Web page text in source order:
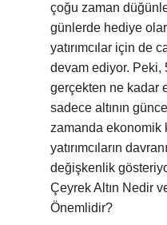
çoğu zaman
günlerde hediye
yatırımcılar için de
devam ediyor. Peki,
gerçekten ne kadar
sadece altının
zamanda ekonomik
yatırımcıların
değişkenlik
Çeyrek Altın Nedir
Önemlidir?